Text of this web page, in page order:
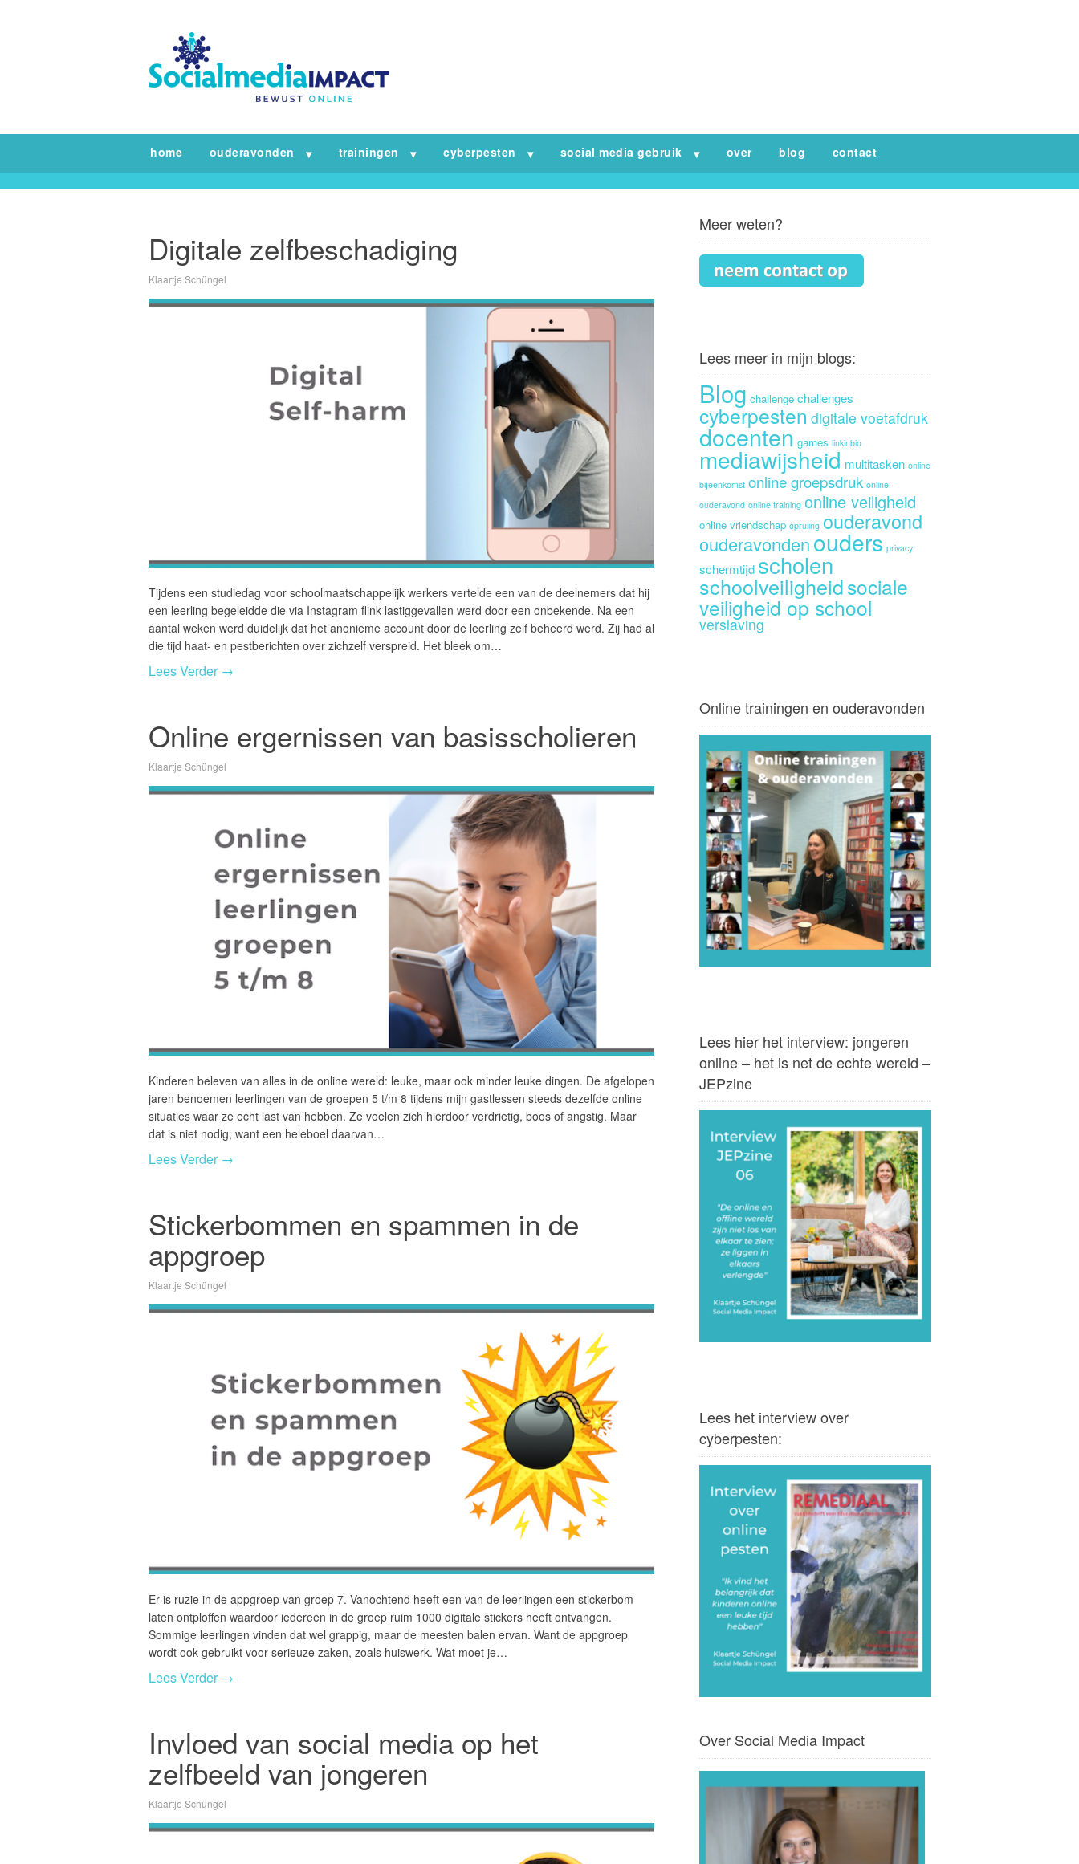
home ouderavonden trainingen cyberpesten social media gebruik over blog contact
Digitale zelfbeschadiging
Klaartje Schüngel
Tijdens een studiedag voor schoolmaatschappelijk werkers vertelde een van de deelnemers dat hij
een leerling begeleidde die via Instagram flink lastiggevallen werd door een onbekende. Na een
aantal weken werd duidelijk dat het anonieme account door de leerling zelf beheerd werd. Zij had al
die tijd haat- en pestberichten over zichzelf verspreid. Het bleek om…
Lees Verder →
Online ergernissen van basisscholieren
Klaartje Schüngel
Kinderen beleven van alles in de online wereld: leuke, maar ook minder leuke dingen. De afgelopen
jaren benoemen leerlingen van de groepen 5 t/m 8 tijdens mijn gastlessen steeds dezelfde online
situaties waar ze echt last van hebben. Ze voelen zich hierdoor verdrietig, boos of angstig. Maar
dat is niet nodig, want een heleboel daarvan…
Lees Verder →
Stickerbommen en spammen in de
appgroep
Klaartje Schüngel
Er is ruzie in de appgroep van groep 7. Vanochtend heeft een van de leerlingen een stickerbom
laten ontploffen waardoor iedereen in de groep ruim 1000 digitale stickers heeft ontvangen.
Sommige leerlingen vinden dat wel grappig, maar de meesten balen ervan. Want de appgroep
wordt ook gebruikt voor serieuze zaken, zoals huiswerk. Wat moet je…
Lees Verder →
Invloed van social media op het
zelfbeeld van jongeren
Klaartje Schüngel
Meer weten?
Lees meer in mijn blogs:
Blog challenge challenges
cyberpesten digitale voetafdruk
docenten games linkinbio
mediawijsheid multitasken online
bijeenkomst online groepsdruk online
ouderavond online training online veiligheid
online vriendschap opruiing ouderavond
ouderavondenouders privacy
schermtijd scholen
schoolveiligheidsociale
veiligheid op school
verslaving
Online trainingen en ouderavonden
Lees hier het interview: jongeren
online – het is net de echte wereld –
JEPzine
Lees het interview over
cyberpesten:
Over Social Media Impact